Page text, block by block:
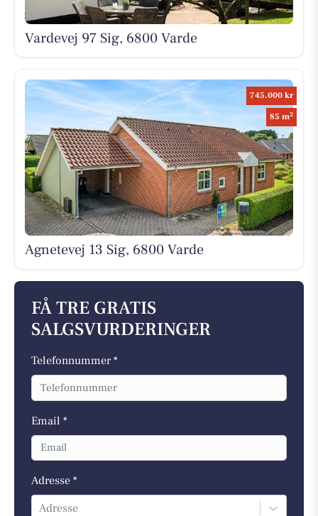
Vardevej 97 Sig, 6800 Varde
745.000 kr
85 m2
Agnetevej 13 Sig, 6800 Varde
FÅ TRE GRATIS
SALGSVURDERINGER
Telefonnummer *
Email *
Adresse *
Adresse